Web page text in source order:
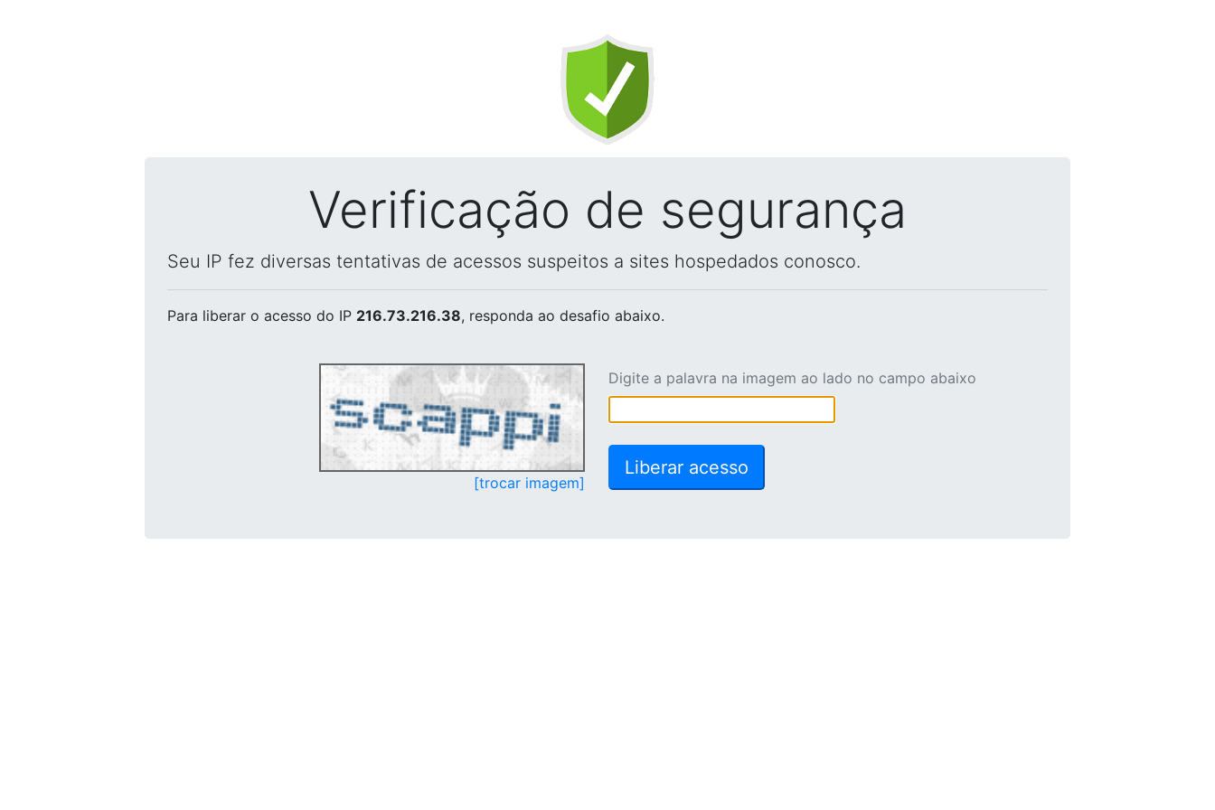
Verificação de segurança
Seu IP fez diversas tentativas de acessos suspeitos a sites hospedados conosco.
Para liberar o acesso do IP 216.73.216.38, responda ao desafio abaixo.
[trocar imagem]
Digite a palavra na imagem ao lado no campo abaixo